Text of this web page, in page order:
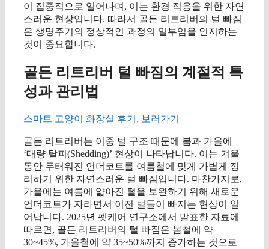
이 집중적으로 일어나며, 이는 환경 적응을 위한 자연
스러운 현상입니다. 따라서 골든 리트리버의 털 빠짐
은 생명주기의 정상적인 과정의 일부임을 인지하는
것이 중요합니다.
골든 리트리버 털 빠짐의 계절적 특
성과 관리법
스마트 고양이 화장실 후기, 보러가기
골든 리트리버는 이중 털 구조 때문에 봄과 가을에
‘대량 탈피(Shedding)’ 현상이 나타납니다. 이는 겨울
동안 두터워진 언더코트를 여름철에 맞게 가볍게 정
리하기 위한 자연스러운 털 빠짐입니다. 마찬가지로,
가을에는 여름에 얇아진 털을 보완하기 위해 새로운
언더코트가 자라면서 이전 털들이 빠지는 현상이 일
어납니다. 2025년 펫케어 연구소에서 발표한 자료에
따르면, 골든 리트리버의 털 빠짐은 봄철에 약
30~45%, 가을철에 약 35~50%까지 증가하는 것으로